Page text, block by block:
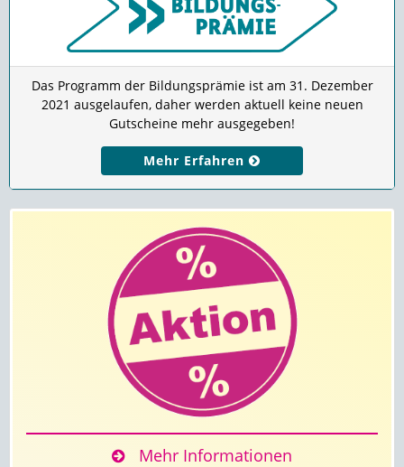
Das Programm der Bildungsprämie ist am 31. Dezember
2021 ausgelaufen, daher werden aktuell keine neuen
Gutscheine mehr ausgegeben!
Mehr Erfahren
Mehr Informationen